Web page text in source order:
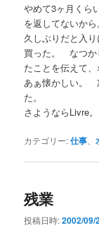
やめて3ヶ月くら
を返してないから。
久しぶりだと入
買った。 なつか
たことを伝えて、
あぁ懐かしい。
た。
さようならLivre。
カテゴリー:仕事 、
残業
投稿日時:2002/09/